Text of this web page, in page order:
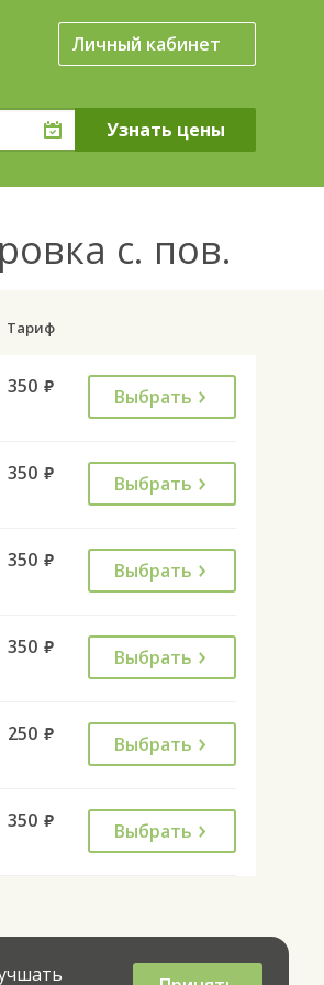
Личный кабинет
с. пов.
Тариф
350 руб. Выбрать
350 руб. Выбрать
350 руб. Выбрать
350 руб. Выбрать
250 руб. Выбрать
350 руб. Выбрать